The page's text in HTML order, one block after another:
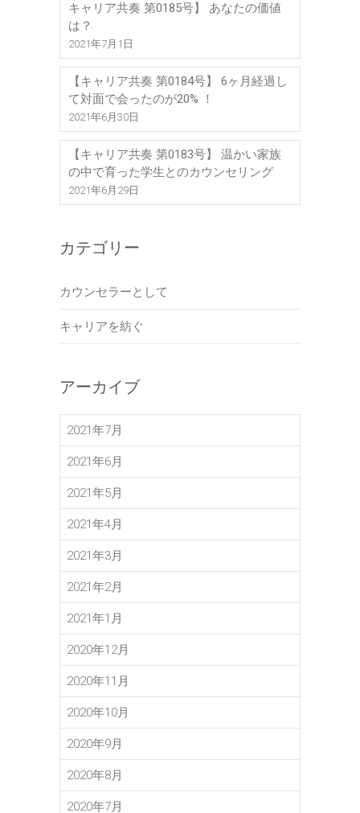
キャリア共奏 第0185号】 あなたの価値
は？
2021年7月1日
【キャリア共奏 第0184号】 6ヶ月経過し
て対面で会ったのが20% ！
2021年6月30日
【キャリア共奏 第0183号】 温かい家族
の中で育った学生とのカウンセリング
2021年6月29日
カテゴリー
カウンセラーとして
キャリアを紡ぐ
アーカイブ
2021年7月
2021年6月
2021年5月
2021年4月
2021年3月
2021年2月
2021年1月
2020年12月
2020年11月
2020年10月
2020年9月
2020年8月
2020年7月